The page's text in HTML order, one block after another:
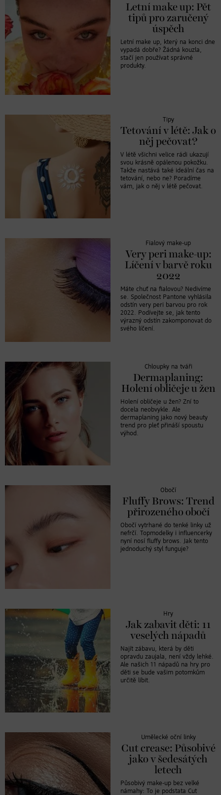
Letní make up: Pět
tipů pro zaručený
úspěch
Letní make up, který na konci dne
vypadá dobře? Žádná kouzla,
stačí jen používat správné
produkty.
Tipy
Tetování v létě: Jak o
něj pečovat?
V létě všichni velice rádi ukazují
svou krásně opálenou pokožku.
Takže nastává také ideální čas na
tetování, nebo ne? Poradíme
vám, jak o něj v létě pečovat.
Fialový make-up
Very peri make-up:
Líčení v barvě roku
2022
Máte chuť na fialovou? Nedivíme
se. Společnost Pantone vyhlásila
odstín very peri barvou pro rok
2022. Podívejte se, jak tento
výrazný odstín zakomponovat do
svého líčení.
Chloupky na tváři
Dermaplaning:
Holení obličeje u žen
Holení obličeje u žen? Zní to
docela neobvykle. Ale
dermaplaning jako nový beauty
trend pro pleť přináší spoustu
výhod.
Obočí
Fluffy Brows: Trend
přirozeného obočí
Obočí vytrhané do tenké linky už
nefrčí. Topmodelky i influencerky
nyní nosí fluffy brows. Jak tento
jednoduchý styl funguje?
Hry
Jak zabavit děti: 11
veselých nápadů
Najít zábavu, která by děti
opravdu zaujala, není vždy lehké.
Ale našich 11 nápadů na hry pro
děti se bude vašim potomkům
určitě líbit.
Umělecké oční linky
Cut crease: Působivé
jako v šedesátých
letech
Působivý make-up bez velké
námahy: To je podstata Cut